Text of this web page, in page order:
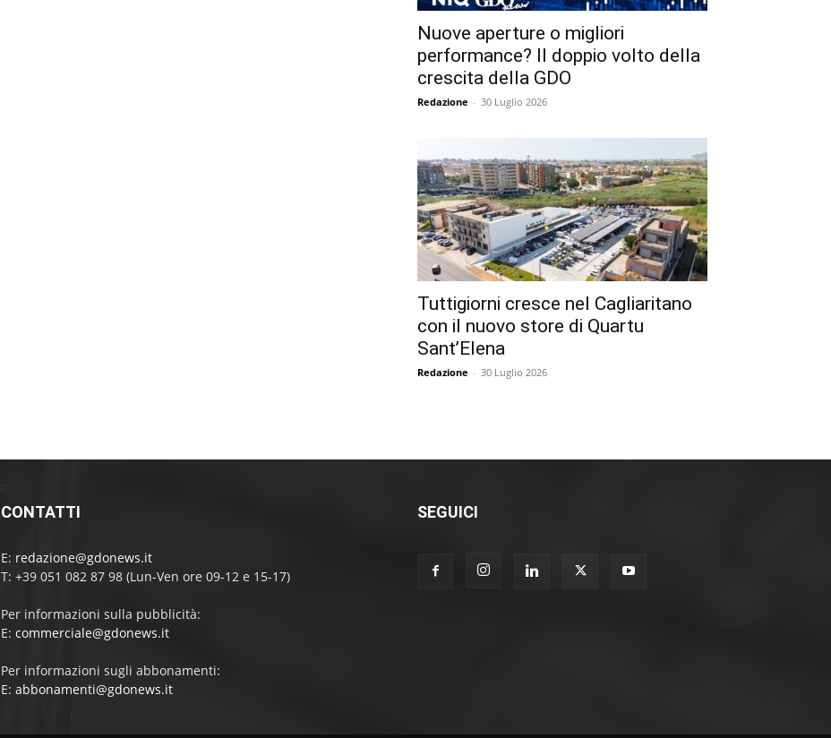
Nuove aperture o migliori
performance? Il doppio volto della
crescita della GDO
Redazione - 30 Luglio 2026
Tuttigiorni cresce nel Cagliaritano
con il nuovo store di Quartu
Sant’Elena
Redazione - 30 Luglio 2026
CONTATTI
E: redazione@gdonews.it
T: +39 051 082 87 98 (Lun-Ven ore 09-12 e 15-17)
Per informazioni sulla pubblicità:
E: commerciale@gdonews.it
Per informazioni sugli abbonamenti:
E: abbonamenti@gdonews.it
SEGUICI